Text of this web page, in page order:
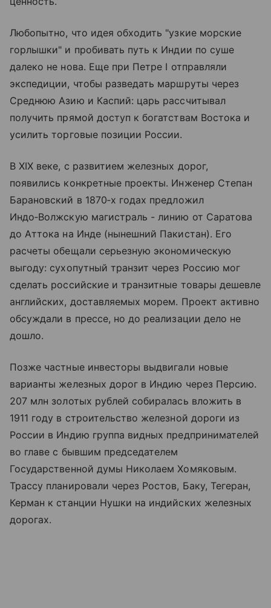
Любопытно, что идея обходить "узкие морские
горлышки" и пробивать путь к Индии по суше
далеко не нова. Еще при Петре I отправляли
экспедиции, чтобы разведать маршруты через
Среднюю Азию и Каспий: царь рассчитывал
получить прямой доступ к богатствам Востока и
усилить торговые позиции России.
В XIX веке, с развитием железных дорог,
появились конкретные проекты. Инженер Степан
Барановский в 1870‑х годах предложил
Индо‑Волжскую магистраль - линию от Саратова
до Аттока на Инде (нынешний Пакистан). Его
расчеты обещали серьезную экономическую
выгоду: сухопутный транзит через Россию мог
сделать российские и транзитные товары дешевле
английских, доставляемых морем. Проект активно
обсуждали в прессе, но до реализации дело не
дошло.
Позже частные инвесторы выдвигали новые
варианты железных дорог в Индию через Персию.
207 млн золотых рублей собиралась вложить в
1911 году в строительство железной дороги из
России в Индию группа видных предпринимателей
во главе с бывшим председателем
Государственной думы Николаем Хомяковым.
Трассу планировали через Ростов, Баку, Тегеран,
Керман к станции Нушки на индийских железных
дорогах.